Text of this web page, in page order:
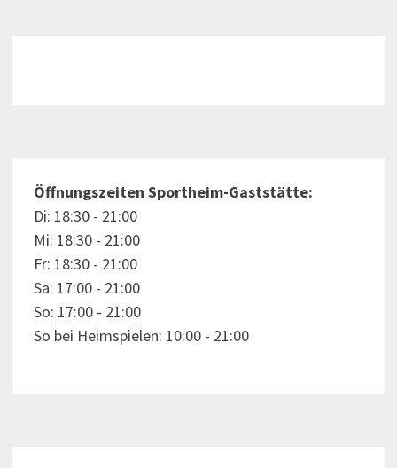
Öffnungszeiten Sportheim-Gaststätte:
Di: 18:30 - 21:00
Mi: 18:30 - 21:00
Fr: 18:30 - 21:00
Sa: 17:00 - 21:00
So: 17:00 - 21:00
So bei Heimspielen: 10:00 - 21:00